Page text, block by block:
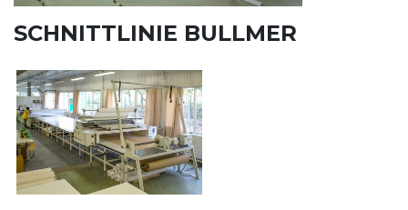
SCHNITTLINIE BULLMER